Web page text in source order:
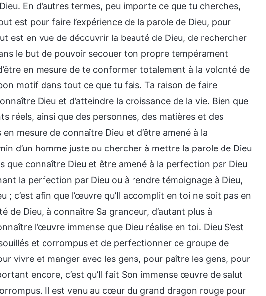
En d’autres termes, peu importe ce que tu cherches,
est pour faire l’expérience de la parole de Dieu, pour
est en vue de découvrir la beauté de Dieu, de rechercher
le but de pouvoir secouer ton propre tempérament
en mesure de te conformer totalement à la volonté de
motif dans tout ce que tu fais. Ta raison de faire
Dieu et d’atteindre la croissance de la vie. Bien que
réels, ainsi que des personnes, des matières et des
mesure de connaître Dieu et d’être amené à la
d’un homme juste ou chercher à mettre la parole de Dieu
que connaître Dieu et être amené à la perfection par Dieu
la perfection par Dieu ou à rendre témoignage à Dieu,
; c’est afin que l’œuvre qu’Il accomplit en toi ne soit pas en
de Dieu, à connaître Sa grandeur, d’autant plus à
l’œuvre immense que Dieu réalise en toi. Dieu S’est
et corrompus et de perfectionner ce groupe de
vivre et manger avec les gens, pour paître les gens, pour
encore, c’est qu’Il fait Son immense œuvre de salut
Il est venu au cœur du grand dragon rouge pour